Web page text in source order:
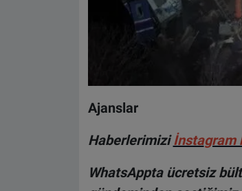
Ajanslar
Haberlerimiziİnstagram
WhatsAppta ücretsiz